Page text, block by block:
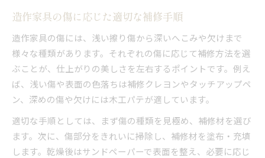
造作家具の傷に応じた適切な補修手順
造作家具の傷には、浅い擦り傷から深いへこみや欠けまで
様々な種類があります。それぞれの傷に応じて補修方法を選
ぶことが、仕上がりの美しさを左右するポイントです。例え
ば、浅い傷や表面の色落ちは補修クレヨンやタッチアップペ
ン、深めの傷や欠けには木工パテが適しています。
適切な手順としては、まず傷の種類を見極め、補修材を選び
ます。次に、傷部分をきれいに掃除し、補修材を塗布・充填
します。乾燥後はサンドペーパーで表面を整え、必要に応じ